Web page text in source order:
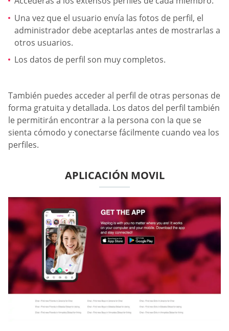
Una vez que el usuario envía las fotos de perfil, el
administrador debe aceptarlas antes de mostrarlas a
otros usuarios.
Los datos de perfil son muy completos.
También puedes acceder al perfil de otras personas de
forma gratuita y detallada. Los datos del perfil también
le permitirán encontrar a la persona con la que se
sienta cómodo y conectarse fácilmente cuando vea los
perfiles.
APLICACIÓN MOVIL